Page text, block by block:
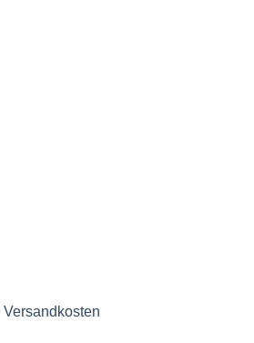
Versandkosten